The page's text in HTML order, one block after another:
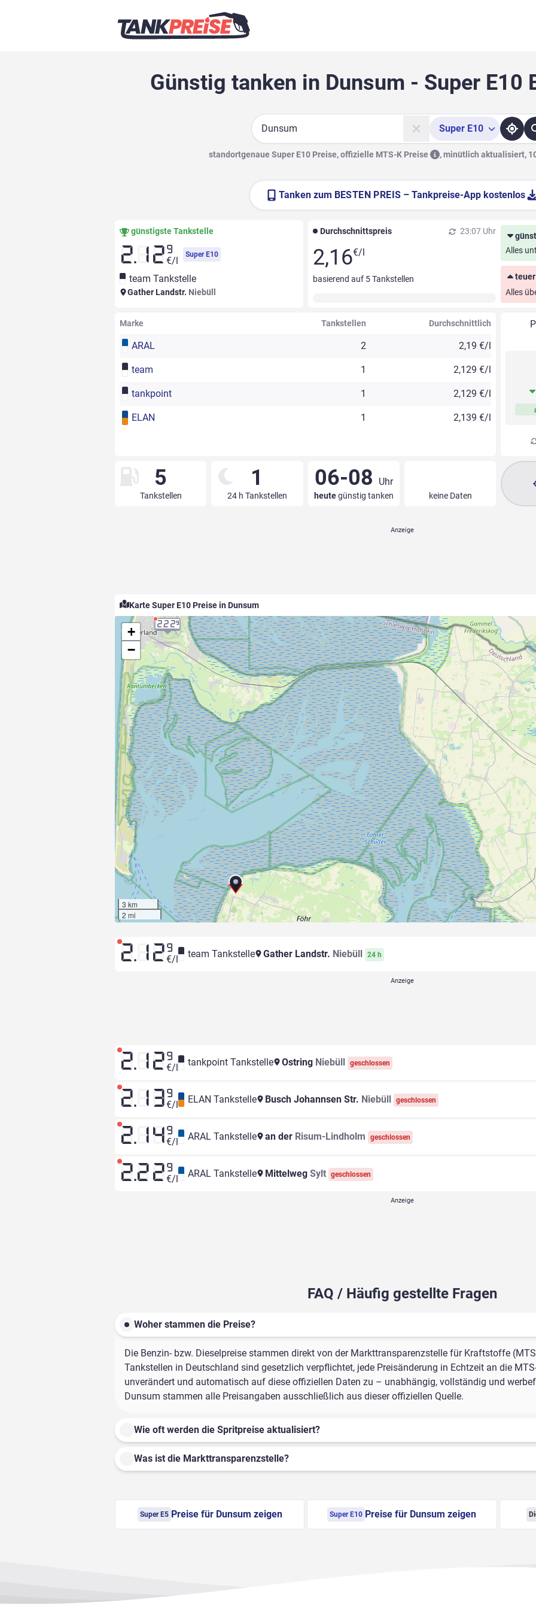
Günstig tanken in Dunsum - Super E10
Suche
Super E10
standortgenaue Super E10 Preise, offizielle MTS-K Preise ,minütlich aktualisiert,
Tanken zum BESTEN PREIS – Tankpreise-App kostenlos
günstigste Tankstelle
2.12 9
€/l
Super E10
team Tankstelle
Gather Landstr. Niebüll
Durchschnittspreis 23:07 Uhr
2,16€/l
basierend auf 5Tankstellen
Alles
teuer
Alles
Marke Tankstellen Durchschnittlich
ARAL 2 2,19 €/l
team 1 2,129 €/l
tankpoint 1 2,129 €/l
ELAN 1 2,139 €/l
5
Tankstellen
1
24 h Tankstellen
06-08 Uhr
heutegünstig tanken keine Daten
Karte Super E10 Preise in Dunsum
2.229
+
−
3 km
2 mi
2.12 9
€/l team Tankstelle Gather Landstr. Niebüll 24 h
2.12 9
€/l tankpoint Tankstelle Ostring Niebüll geschlossen
2.13 9
€/l ELAN Tankstelle Busch Johannsen Str. Niebüll geschlossen
2.14 9
€/l ARAL Tankstelle an der Risum-Lindholm geschlossen
2.22 9
€/l ARAL Tankstelle Mittelweg Sylt geschlossen
FAQ / Häufig gestellte Fragen
Woher stammen die Preise?
Die Benzin- bzw. Dieselpreise stammen direkt von der Markttransparenzstelle für Kraftstoffe
Tankstellen in Deutschland sind gesetzlich verpflichtet, jede Preisänderung in Echtzeit an die
unverändert und automatisch auf diese offiziellen Daten zu – unabhängig, vollständig und
Dunsum stammen alle Preisangaben ausschließlich aus dieser offiziellen Quelle.
Wie oft werden die Spritpreise aktualisiert?
Was ist die Markttransparenzstelle?
Super E5 Preise für Dunsum zeigen Super E10 Preise für Dunsum zeigen